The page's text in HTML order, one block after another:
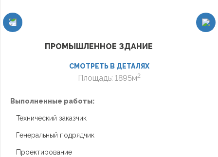
ПРОМЫШЛЕННОЕ ЗДАНИЕ
СМОТРЕТЬ В ДЕТАЛЯХ
Площадь: 1895м2
Выполненные работы:
Технический заказчик
Генеральный подрядчик
Проектирование